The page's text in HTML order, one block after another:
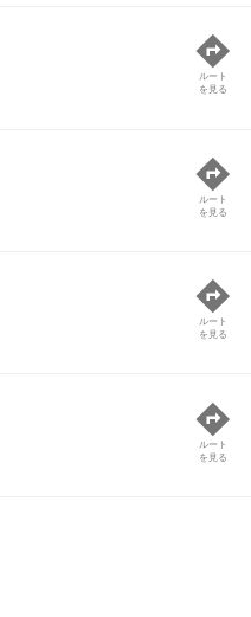
ルート
を見る
ルート
を見る
ルート
を見る
ルート
を見る